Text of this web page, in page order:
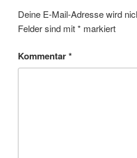
Deine E-Mail-Adresse wird
Felder sind mit* markiert
Kommentar*